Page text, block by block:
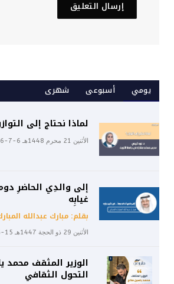
يومي أسبوعى شهرى
لماذا نحتاج إلى
الأثنين 21 محرم 1448هـ 6-7-2026م
إلى والدِي الحاضرِ
غيابِه
بقلم: مبارك عبدالله
الأثنين 29 ذو الحجة 1447هـ 15-6-2026م
الوزير المثقف محمد
التحول الثقافي